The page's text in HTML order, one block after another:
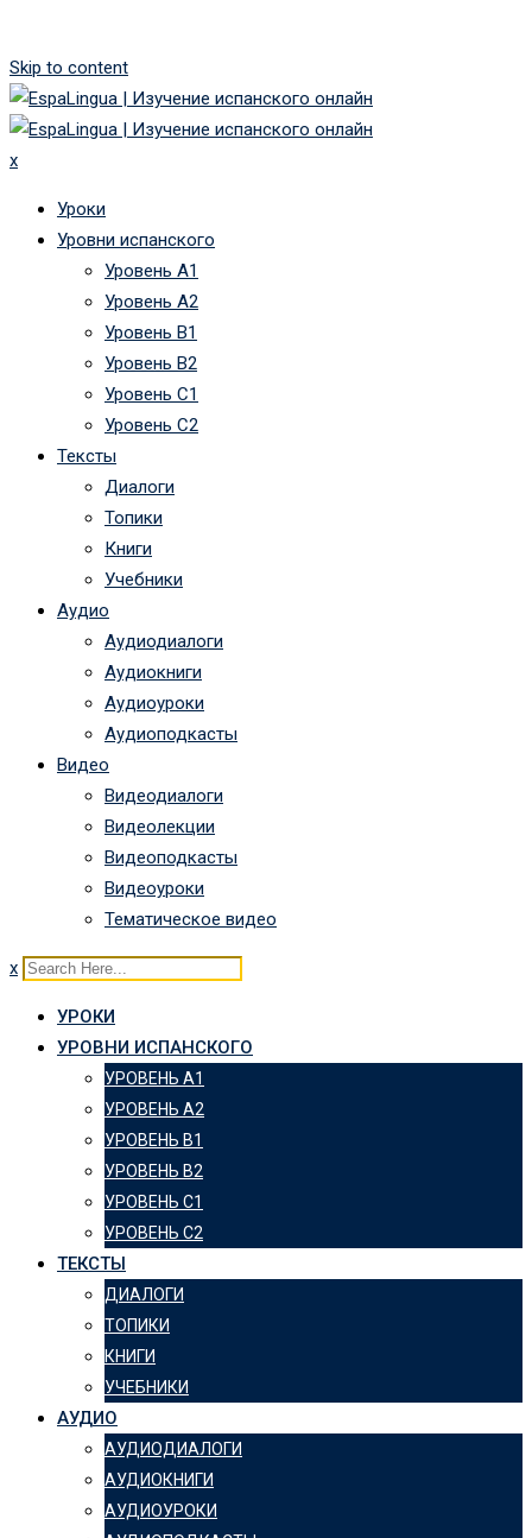
Skip to content
x
Уроки
Уровни испанского
Уровень А1
Уровень А2
Уровень B1
Уровень B2
Уровень C1
Уровень C2
Тексты
Диалоги
Топики
Книги
Учебники
Аудио
Аудиодиалоги
Аудиокниги
Аудиоуроки
Аудиоподкасты
Видео
Видеодиалоги
Видеолекции
Видеоподкасты
Видеоуроки
Тематическое видео
x
УРОКИ
УРОВНИ ИСПАНСКОГО
УРОВЕНЬ А1
УРОВЕНЬ А2
УРОВЕНЬ B1
УРОВЕНЬ B2
УРОВЕНЬ C1
УРОВЕНЬ C2
ТЕКСТЫ
ДИАЛОГИ
ТОПИКИ
КНИГИ
УЧЕБНИКИ
АУДИО
АУДИОДИАЛОГИ
АУДИОКНИГИ
АУДИОУРОКИ